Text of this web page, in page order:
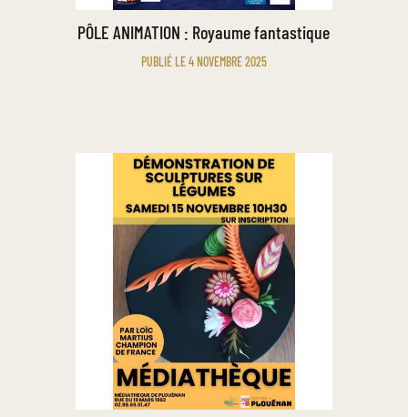
PÔLE ANIMATION : Royaume fantastique
PUBLIÉ LE 4 NOVEMBRE 2025